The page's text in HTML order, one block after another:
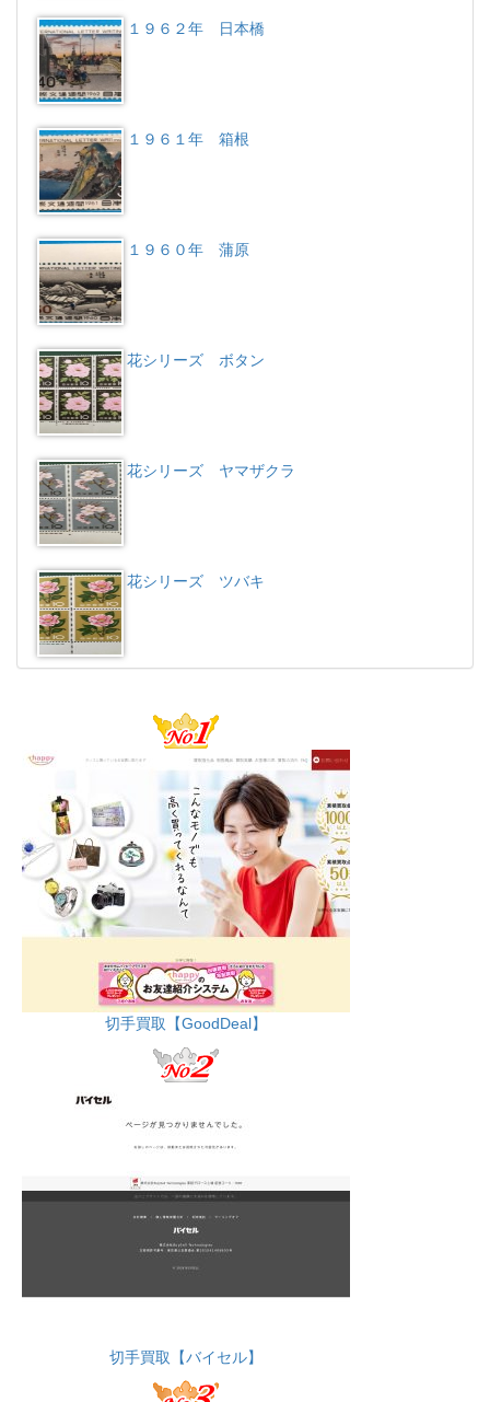
１９６２年 日本橋
１９６１年 箱根
１９６０年 蒲原
花シリーズ ボタン
花シリーズ ヤマザクラ
花シリーズ ツバキ
切手買取【GoodDeal】
切手買取【バイセル】